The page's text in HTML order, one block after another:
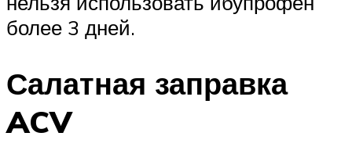
более 3 дней.
Салатная заправка
ACV